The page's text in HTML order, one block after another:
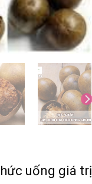
uống giá trị